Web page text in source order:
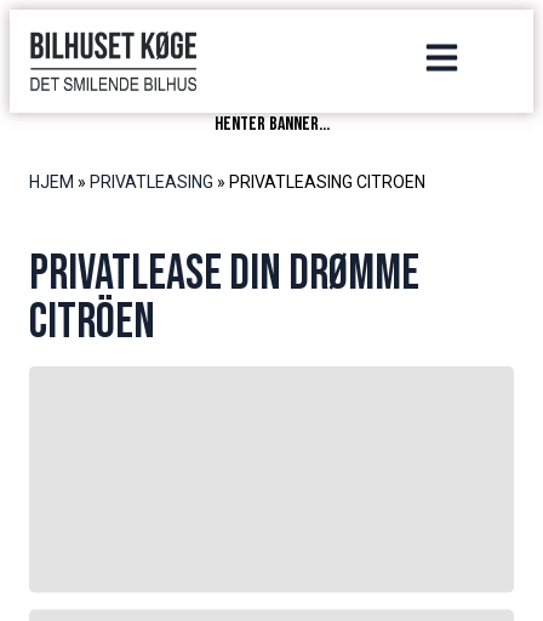
henter banner...
HJEM » PRIVATLEASING » PRIVATLEASING CITROEN
Privatlease din drømme
Citröen